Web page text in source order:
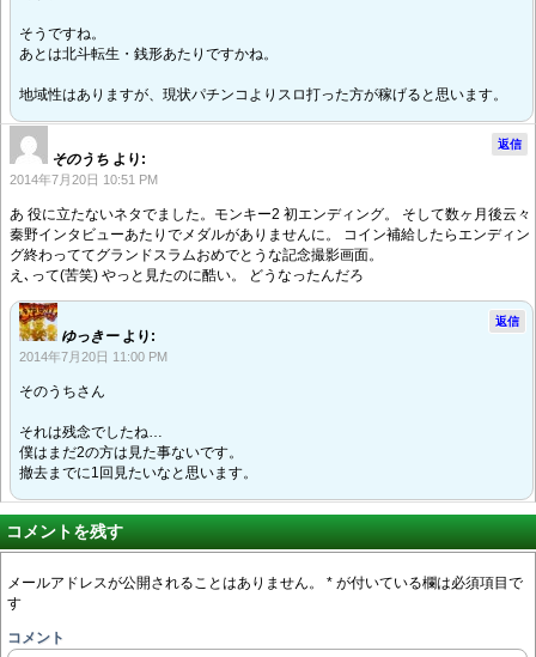
そうですね。
あとは北斗転生・銭形あたりですかね。
地域性はありますが、現状パチンコよりスロ打った方が稼げると思います。
そのうち より:
2014年7月20日 10:51 PM
あ 役に立たないネタでました。モンキー2 初エンディング。 そして数ヶ月後云々
秦野インタビューあたりでメダルがありませんに。 コイン補給したらエンディン
グ終わっててグランドスラムおめでとうな記念撮影画面。
え､って(苦笑) やっと見たのに酷い。 どうなったんだろ
返信
ゆっきー より:
2014年7月20日 11:00 PM
そのうちさん
それは残念でしたね…
僕はまだ2の方は見た事ないです。
撤去までに1回見たいなと思います。
返信
コメントを残す
メールアドレスが公開されることはありません。 * が付いている欄は必須項目で
す
コメント